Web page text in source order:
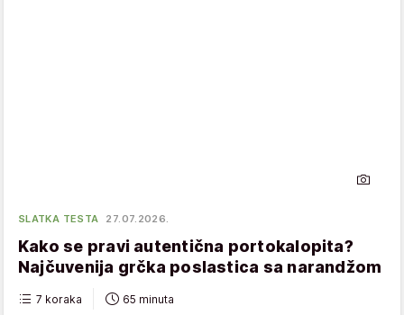
SLATKA TESTA 27.07.2026.
Kako se pravi autentična portokalopita?
Najčuvenija grčka poslastica sa narandžom
7 koraka 65 minuta